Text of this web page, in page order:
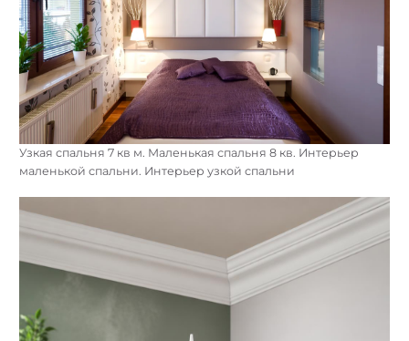
Узкая спальня 7 кв м. Маленькая спальня 8 кв. Интерьер
маленькой спальни. Интерьер узкой спальни